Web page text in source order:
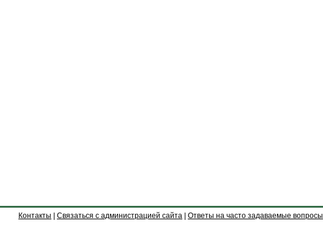
Контакты Связаться с администрацией сайта Ответы на часто задаваемые вопросы